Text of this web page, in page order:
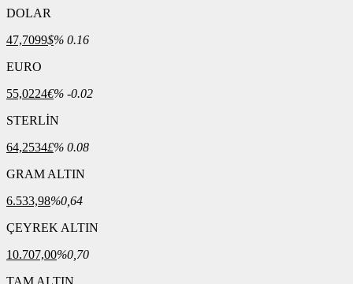
DOLAR
47,7099$% 0.16
EURO
55,0224€% -0.02
STERLİN
64,2534£% 0.08
GRAM ALTIN
6.533,98%0,64
ÇEYREK ALTIN
10.707,00%0,70
TAM ALTIN